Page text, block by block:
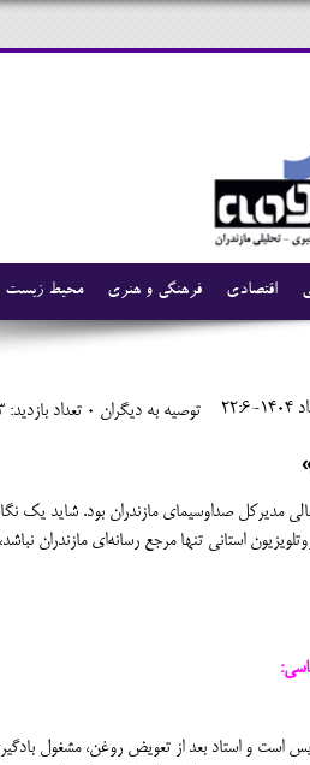
محیط زیست فرهنگی و هنری اقتصادی
تعداد بازدید: 2213 توصیه به دیگران 0
مدیرکل صداوسیمای مازندران بود. شاید یک
استانی تنها مرجع رسانه‌ای مازندران
است و استاد بعد از تعویض روغن، مشغول